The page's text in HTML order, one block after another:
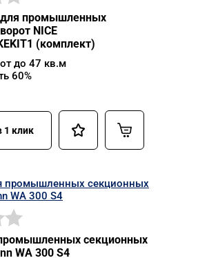
промышленных
NICE
(комплект)
до 47 кв.м
60%
1 клик
секционных
WA 300 S4